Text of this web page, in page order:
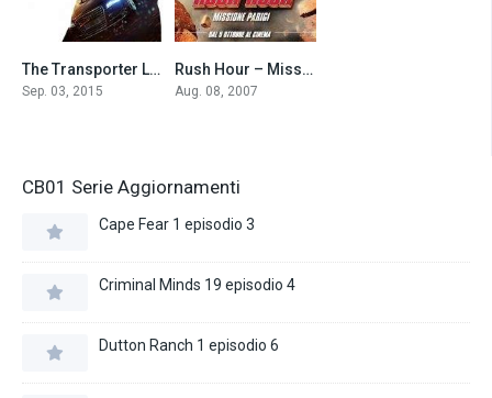
5.2The Transporter Legacy (2015)
Sep. 03, 2015
6.2Rush Hour – Missione Parigi (2007)
Aug. 08, 2007
CB01 Serie Aggiornamenti
Cape Fear 1 episodio 3
Criminal Minds 19 episodio 4
Dutton Ranch 1 episodio 6